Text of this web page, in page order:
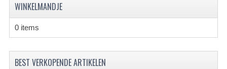
MOTOR
REM SYSTEEM
SCHOKBREKERS
WINKELMANDJE
0 items
BEST VERKOPENDE ARTIKELEN